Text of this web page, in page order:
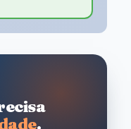
.